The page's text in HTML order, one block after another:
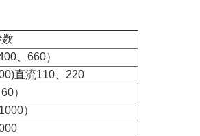
、660）
直流110、220
）
）